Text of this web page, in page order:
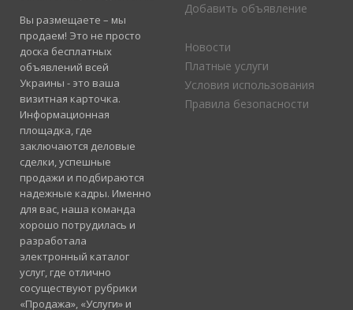
Вы размещаете – мы
продаем! Это не просто
доска бесплатных
объявлений всей
Украины - это ваша
визитная карточка.
Информационная
площадка, где
заключаются деловые
сделки, успешные
продажи и подбираются
надежные кадры. Именно
для вас, наша команда
хорошо потрудилась и
разработала
электронный каталог
услуг, где отлично
сосуществуют рубрики
«Продажа», «Услуги» и
Добавить объявление
Новости
Платные услуги
Условия использования
Правила безопасности